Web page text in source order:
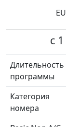
с
Длительность
программы
Категория
номера